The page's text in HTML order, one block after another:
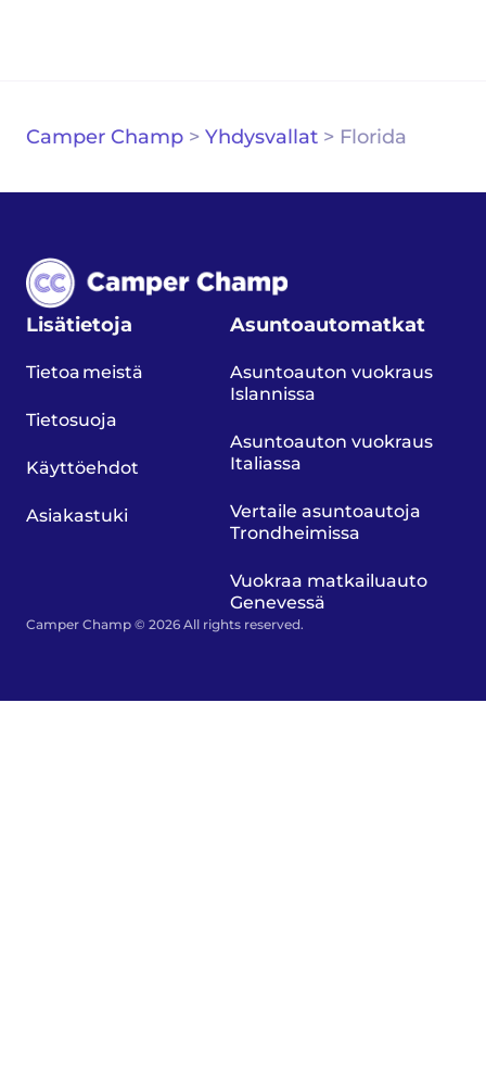
Camper Champ > Yhdysvallat > Florida
Lisätietoja
Tietoa meistä
Tietosuoja
Käyttöehdot
Asiakastuki
Asuntoautomatkat
Asuntoauton vuokraus
Islannissa
Asuntoauton vuokraus
Italiassa
Vertaile asuntoautoja
Trondheimissa
Vuokraa matkailuauto
Genevessä
Camper Champ © 2026 All rights reserved.